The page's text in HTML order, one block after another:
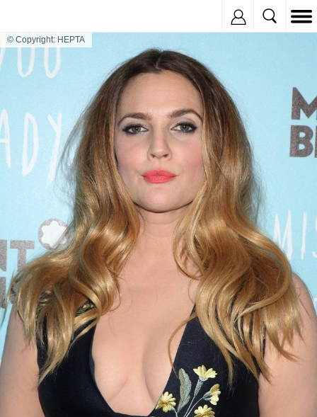
© Copyright: HEPTA